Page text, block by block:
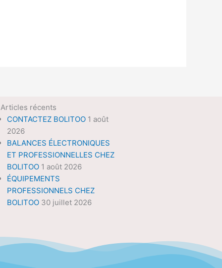
récents
CONTACTEZ BOLITOO 1 août
2026
BALANCES ÉLECTRONIQUES
ET PROFESSIONNELLES CHEZ
BOLITOO 1 août 2026
ÉQUIPEMENTS
PROFESSIONNELS CHEZ
BOLITOO 30 juillet 2026